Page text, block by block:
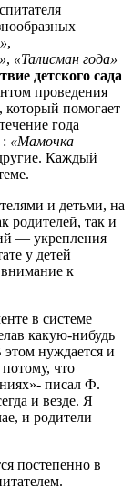
,
, «Талисман года»
детского сада
проведения
который помогает
года
: «Мамочка
Каждый
и детьми, на
родителей, так и
— укрепления
у детей
внимание к
в системе
какую-нибудь
этом нуждается и
что
писал Ф.
и везде. Я
и родители
постепенно в